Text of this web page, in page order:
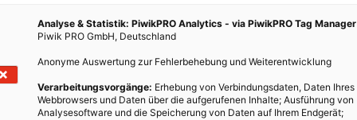
Praxis bei den meisten gastronomischen Betrieben ist. Das
entstand 2015 die Idee zuToo Good To Go.
bereits über 19,5 Millionen Mahlzeiten gerettet und knapp
Wir freuen uns, dass bereits über 13 Millionen User unsere
Analyse & Statistik: PiwikPRO Analytics - via PiwikPRO Tag Manager
Piwik PRO GmbH, Deutschland
Anonyme Auswertung zur Fehlerbehebung und Weiterentwicklung
Verarbeitungsvorgänge: Erhebung von Verbindungsdaten, Daten Ihres
Webbrowsers und Daten über die aufgerufenen Inhalte; Ausführung von
Analysesoftware und die Speicherung von Daten auf Ihrem Endgerät;